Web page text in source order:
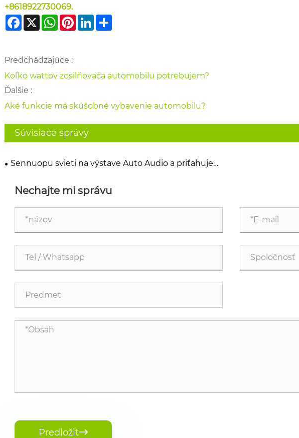
+8618922730069.
Facebook
X WhatsApp
PinterestLinkedIn
Predchádzajúce :
Koľko wattov zosilňovača automobilu potrebujem?
Ďalšie :
Aké funkcie má skúšobné vybavenie automobilu?
Súvisiace správy
Sennuopu svieti na výstave Auto Audio a priťahuje
Nechajte mi správu
Predložiť